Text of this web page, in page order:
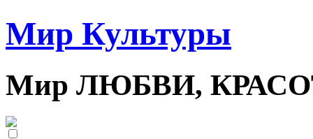
Мир Культуры
Мир ЛЮБВИ,